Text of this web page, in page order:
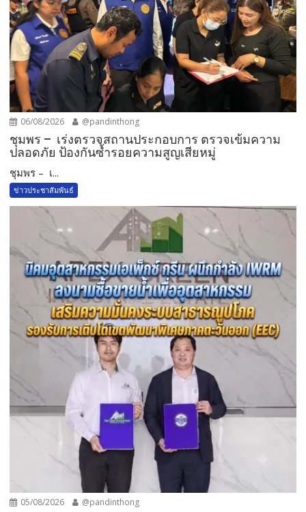
06/08/2026 @pandinthong
ชุมพร – เร่งตรวจสถานประกอบการ ตรวจเข้มความ
ปลอดภัย ป้องกันซ้ำรอยความสูญเสียหมู่
ชุมพร – เ...
ข่าวประชาสัมพันธ์
05/08/2026 @pandinthong